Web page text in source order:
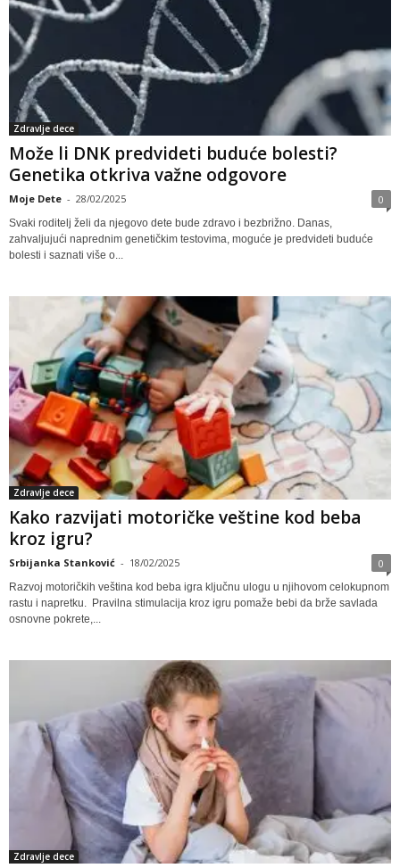
Zdravlje dece
Može li DNK predvideti buduće bolesti?
Genetika otkriva važne odgovore
Moje Dete - 28/02/2025 0
Svaki roditelj želi da njegovo dete bude zdravo i bezbrižno. Danas,
zahvaljujući naprednim genetičkim testovima, moguće je predvideti buduće
bolesti i saznati više o...
Zdravlje dece
Kako razvijati motoričke veštine kod beba
kroz igru?
Srbijanka Stanković - 18/02/2025 0
Razvoj motoričkih veština kod beba igra ključnu ulogu u njihovom celokupnom
rastu i napretku. Pravilna stimulacija kroz igru pomaže bebi da brže savlada
osnovne pokrete,...
Zdravlje dece